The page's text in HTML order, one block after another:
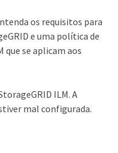
os requisitos para
e uma política de
que se aplicam aos
ILM. A
mal configurada.